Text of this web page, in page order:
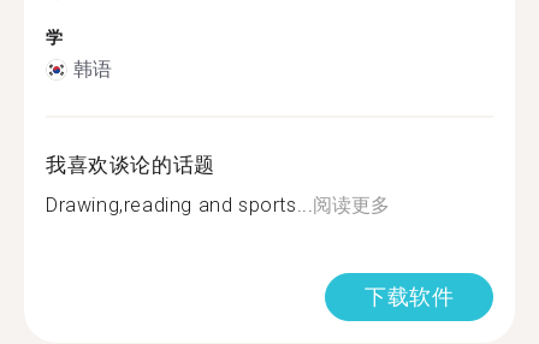
学
韩语
我喜欢谈论的话题
Drawing,reading and sports...阅读更多
下载软件